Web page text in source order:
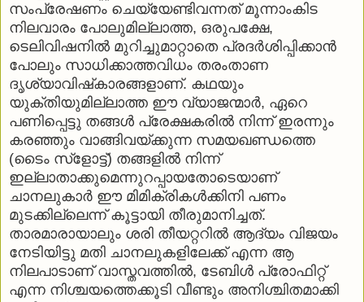
സംപ്രേഷണം ചെയ്യേണ്ടിവന്നത് മൂന്നാംകിട
നിലവാരം പോലുമില്ലാത്ത, ഒരുപക്ഷേ,
ടെലിവിഷനില്‍ മുറിച്ചുമാറ്റാതെ പ്രദര്‍ശിപ്പിക്കാന്‍
പോലും സാധിക്കാത്തവിധം തരംതാണ
ദൃശ്യാവിഷ്‌കാരങ്ങളാണ്. കഥയും
യുക്തിയുമില്ലാത്ത ഈ വ്യാജന്മാര്‍, ഏറെ
പണിപ്പെട്ടു തങ്ങള്‍ പ്രേക്ഷകരില്‍ നിന്ന് ഇരന്നും
കരഞ്ഞും വാങ്ങിവയ്ക്കുന്ന സമയഖണ്ഡത്തെ
(ടൈം സ്‌ളോട്ട്) തങ്ങളില്‍ നിന്ന്
ഇല്ലാതാക്കുമെന്നുറപ്പായതോടെയാണ്
ചാനലുകാര്‍ ഈ മിമിക്രികള്‍ക്കിനി പണം
മുടക്കില്ലെന്ന് കൂട്ടായി തീരുമാനിച്ചത്.
താരമാരായാലും ശരി തീയറ്ററില്‍ ആദ്യം വിജയം
നേടിയിട്ടു മതി ചാനലുകളിലേക്ക് എന്ന ആ
നിലപാടാണ് വാസ്തവത്തില്‍, ടേബിള്‍ പ്രോഫിറ്റ്
എന്ന നിശ്ചയത്തെക്കൂടി വീണ്ടും അനിശ്ചിതമാക്കി